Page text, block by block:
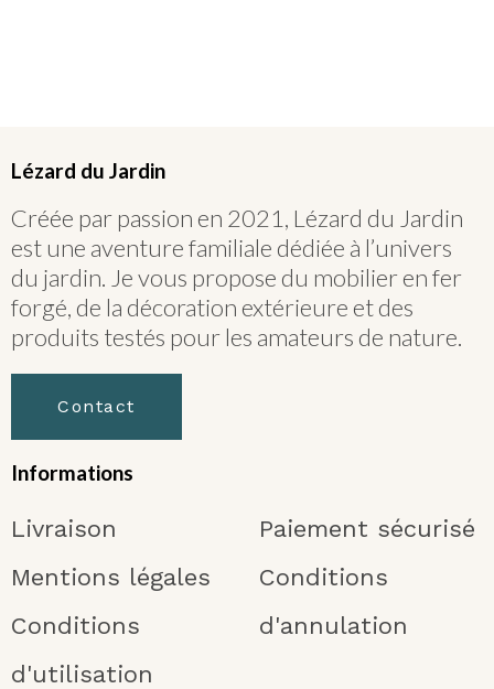
Lézard du Jardin
Créée par passion en 2021, Lézard du Jardin
est une aventure familiale dédiée à l’univers
du jardin. Je vous propose du mobilier en fer
forgé, de la décoration extérieure et des
produits testés pour les amateurs de nature.
Contact
Informations
Livraison
Mentions légales
Conditions
d'utilisation
Paiement sécurisé
Conditions
d'annulation